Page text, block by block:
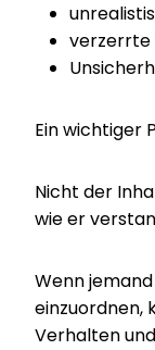
verzerrte
Ein wichtiger
Nicht der
wie er
Wenn
einzuordnen,
Verhalten